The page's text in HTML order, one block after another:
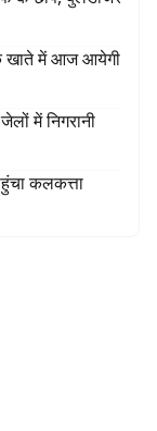
खाते में आज आयेगी
में निगरानी
कलकत्ता